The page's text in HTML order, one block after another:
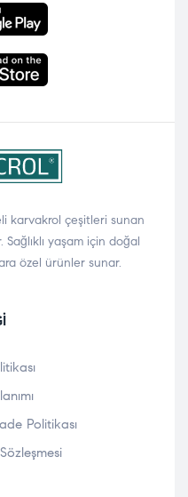
karvakrol çeşitleri sunan
yaşam için doğal
özel ürünler sunar.
Politikası